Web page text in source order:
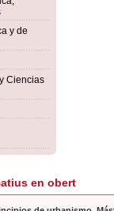
y de
Ciencias
en obert